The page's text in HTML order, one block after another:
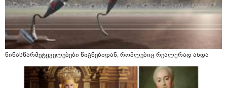
წინასწარმეტყველებები წიგნებიდან, რომლებიც რეალურად ახდა